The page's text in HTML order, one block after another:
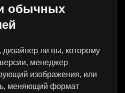
обычных
дизайнер ли вы, которому
менеджер
изображения, или
меняющий формат